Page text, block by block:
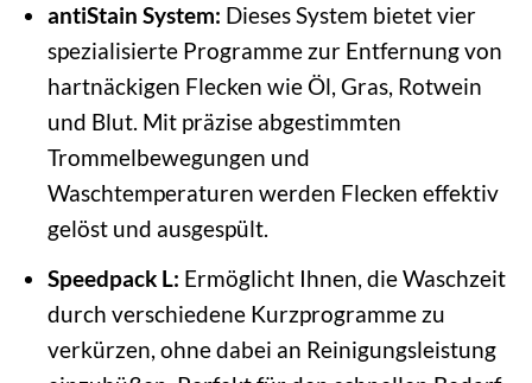
antiStain System: Dieses System bietet vier
spezialisierte Programme zur Entfernung von
hartnäckigen Flecken wie Öl, Gras, Rotwein
und Blut. Mit präzise abgestimmten
Trommelbewegungen und
Waschtemperaturen werden Flecken effektiv
gelöst und ausgespült.
Speedpack L: Ermöglicht Ihnen, die Waschzeit
durch verschiedene Kurzprogramme zu
verkürzen, ohne dabei an Reinigungsleistung